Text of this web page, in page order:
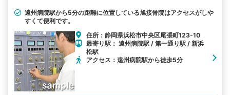
遠州病院駅から5分の距離に位置している旭接骨院はアクセスがしや
すくて便利です。
住所：静岡県浜松市中央区尾張町123-10
最寄り駅： 遠州病院駅 / 第一通り駅 / 新浜
松駅
アクセス：遠州病院駅から徒歩5分